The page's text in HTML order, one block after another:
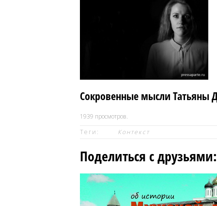
Сокровенные мысли Татьяны
1939 просмотров.
Теги:
Контекст
Поделиться с друзьями: